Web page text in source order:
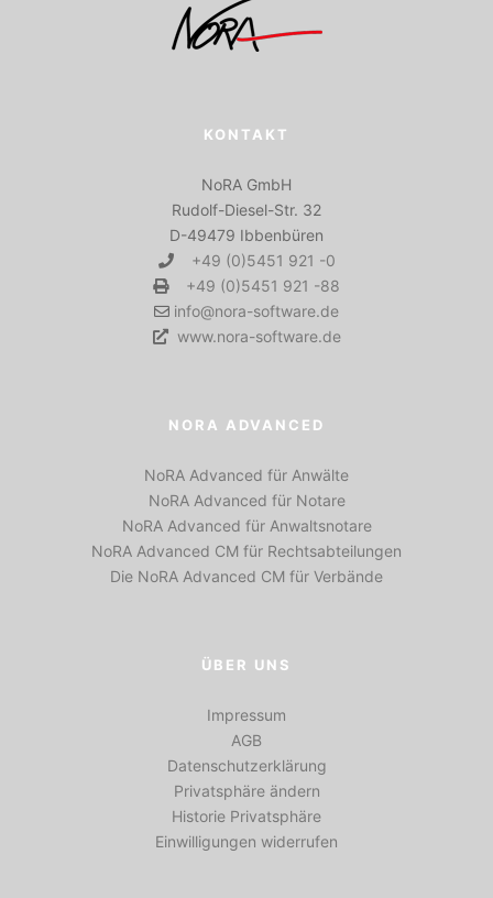
KONTAKT
NoRA GmbH
Rudolf-Diesel-Str. 32
D-49479 Ibbenbüren
+49 (0)5451 921 -0
+49 (0)5451 921 -88
info@nora-software.de
www.nora-software.de
NORA ADVANCED
NoRA Advanced für Anwälte
NoRA Advanced für Notare
NoRA Advanced für Anwaltsnotare
NoRA Advanced CM für Rechtsabteilungen
Die NoRA Advanced CM für Verbände
ÜBER UNS
Impressum
AGB
Datenschutzerklärung
Privatsphäre ändern
Historie Privatsphäre
Einwilligungen widerrufen